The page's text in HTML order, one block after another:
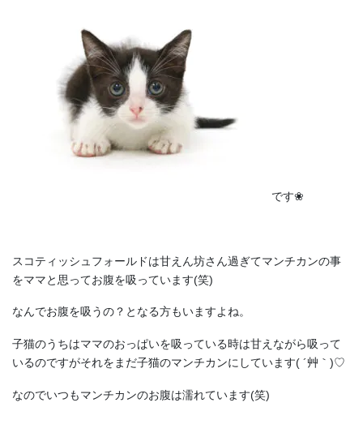
です❀
スコティッシュフォールドは甘えん坊さん過ぎてマンチカンの事
をママと思ってお腹を吸っています(笑)
なんでお腹を吸うの？となる方もいますよね。
子猫のうちはママのおっぱいを吸っている時は甘えながら吸って
いるのですがそれをまだ子猫のマンチカンにしています( ´艸｀)♡
なのでいつもマンチカンのお腹は濡れています(笑)